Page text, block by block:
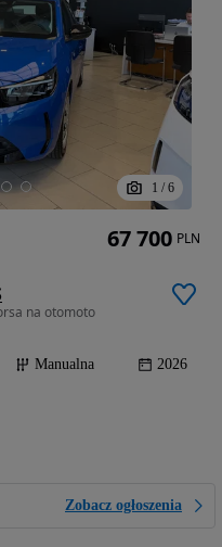
1 / 6
na otomoto
Manualna 2026
Zobacz ogłoszenia
67 700 PLN